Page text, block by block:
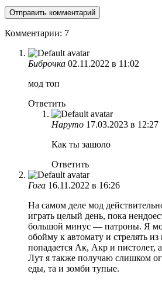
Комментарии: 7
Биброчка 02.11.2022 в 11:02
мод топ
Ответить
Наруто 17.03.2023 в 12:27
Как ты зашоло
Ответить
Гога 16.11.2022 в 16:26
На самом деле мод
играть целый день, пока
большой минус — патроны. Я
обойму к автомату и стрелять
попадается Ак, Акр и пистолет,
Лут я также получаю слишком
еды, та и зомби тупые.